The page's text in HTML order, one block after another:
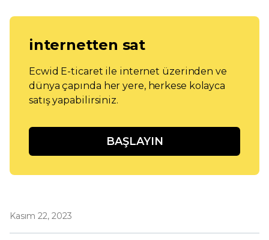
internetten sat
Ecwid E-ticaret ile internet üzerinden ve
dünya çapında her yere, herkese kolayca
satış yapabilirsiniz.
BAŞLAYIN
Kasım 22, 2023